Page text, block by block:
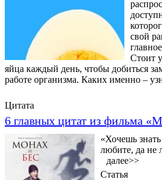
свой
Стоит
яйца каждый день, чтобы добиться
работе организма. Каких именно –
Цитата
6 главных цитат из фильма
«Хочешь
любите, да не
далее>>
Статья